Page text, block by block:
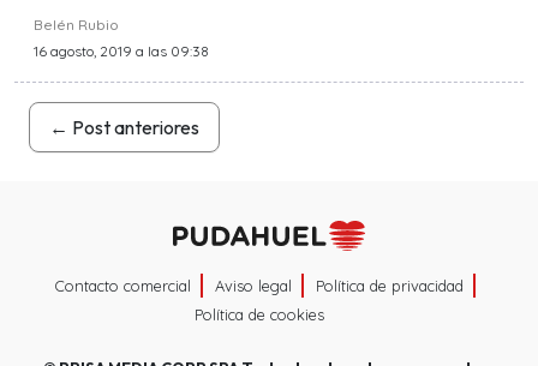
Belén Rubio
16 agosto, 2019 a las 09:38
← Post anteriores
Contacto comercial Aviso legal
Política de privacidad
Política de cookies